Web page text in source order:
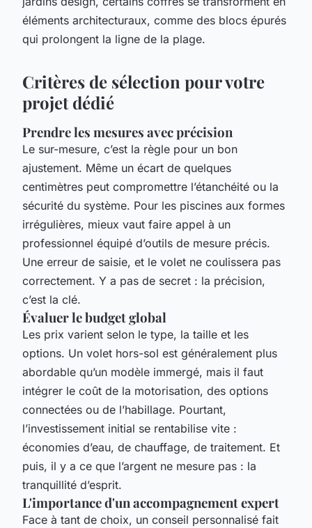
éléments architecturaux, comme des blocs épurés
qui prolongent la ligne de la plage.
Critères de sélection pour votre
projet dédié
Prendre les mesures avec précision
Le sur-mesure, c’est la règle pour un bon
ajustement. Même un écart de quelques
centimètres peut compromettre l’étanchéité ou la
sécurité du système. Pour les piscines aux formes
irrégulières, mieux vaut faire appel à un
professionnel équipé d’outils de mesure précis.
Une erreur de saisie, et le volet ne coulissera pas
correctement. Y a pas de secret : la précision,
c’est la clé.
Évaluer le budget global
Les prix varient selon le type, la taille et les
options. Un volet hors-sol est généralement plus
abordable qu’un modèle immergé, mais il faut
intégrer le coût de la motorisation, des options
connectées ou de l’habillage. Pourtant,
l’investissement initial se rentabilise vite :
économies d’eau, de chauffage, de traitement. Et
puis, il y a ce que l’argent ne mesure pas : la
tranquillité d’esprit.
L'importance d'un accompagnement expert
Face à tant de choix, un conseil personnalisé fait